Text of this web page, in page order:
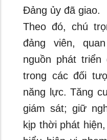
Đảng ủy đã giao.
Theo đó, chú
đảng viên,
nguồn phát
trong các đối
năng lực. Tăng
giám sát; giữ
kịp thời phát